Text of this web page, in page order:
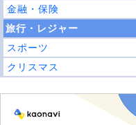
金融・保険
旅行・レジャー
スポーツ
クリスマス